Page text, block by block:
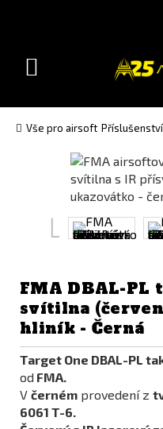
version(Slovak)
Toggle
Vše pro airsoft
FMA DBAL-PL
svítilna
hliník - Černá
Target One DBAL-PL
od FMA.
V černém provedení z
6061 T-6.